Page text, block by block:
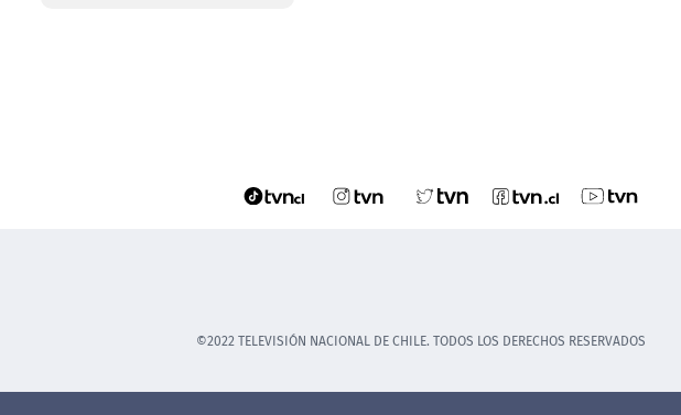
©2022 TELEVISIÓN NACIONAL DE CHILE. TODOS LOS DERECHOS RESERVADOS